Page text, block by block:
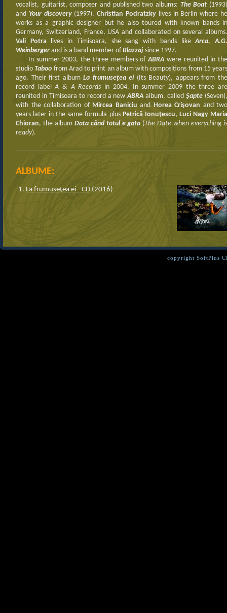
vocalist, guitarist, composer and published two albums: The Boat
and Your discovery(1997).Christian Podratzky lives in Berlin where
works as a graphic designer but he also toured with known bands in
Germany, Switzerland, France, USA and collaborated on several albums.
Vali Potralives in Timisoara, she sang with bands likeArca,
Weinberger and is a band member of Blazzaj since 1997.
In summer 2003, the three members ofABRA were reunited in
studioTaboo from Arad to print an album with compositions from 15 years
ago. Their first albumLa frumuseţea ei(Its Beauty), appears from
record labelA & A Records in 2004. In summer 2009 the three
reunited in Timisoara to record a newABRA album, calledŞapte
with the collaboration of Mircea Baniciu and Horea Crişovan and two
years later in the same formula plus Petrică Ionuţescu, Luci Nagy
Chioran, the album Data când totul e gata (The Date when everything
ready).
ALBUME:
La frumuseţea ei - CD (2016)
copyright SoftPlus